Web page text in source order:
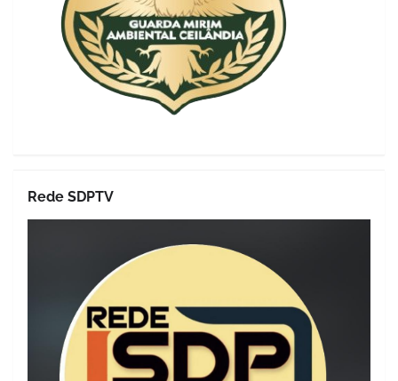
Rede SDPTV